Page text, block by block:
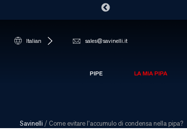
Italian sales@savinelli.it
PIPE LA MIA PIPA
Savinelli / Come evitare l’accumulo di condensa nella pipa?